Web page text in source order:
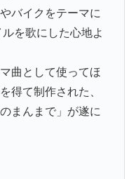
バイクをテーマに
を歌にした心地よ
曲として使ってほ
得て制作された、
まんまで」が遂に